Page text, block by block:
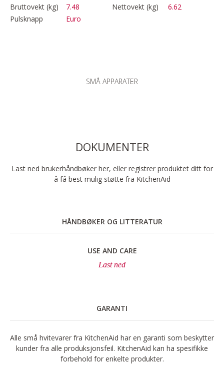
Bruttovekt (kg) 7.48 Nettovekt (kg)
6.62
Pulsknapp
Euro
SMÅ APPARATER
DOKUMENTER
Last ned brukerhåndbøker her, eller registrer produktet ditt for
å få best mulig støtte fra KitchenAid
HÅNDBØKER OG LITTERATUR
USE AND CARE
Last ned
GARANTI
Alle små hvitevarer fra KitchenAid har en garanti som beskytter
kunder fra alle produksjonsfeil. KitchenAid kan ha spesifikke
forbehold for enkelte produkter.